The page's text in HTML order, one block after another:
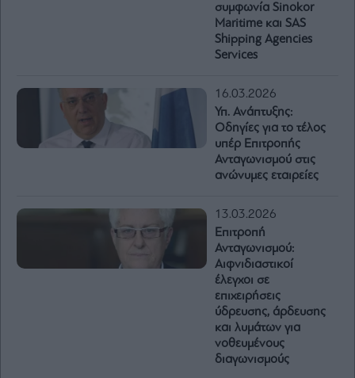
συμφωνία Sinokor
Maritime και SAS
Shipping Agencies
Services
16.03.2026
Υπ. Ανάπτυξης:
Οδηγίες για το τέλος
υπέρ Επιτροπής
Ανταγωνισμού στις
ανώνυμες εταιρείες
13.03.2026
Επιτροπή
Ανταγωνισμού:
Αιφνιδιαστικοί
έλεγχοι σε
επιχειρήσεις
ύδρευσης, άρδευσης
και λυμάτων για
νοθευμένους
διαγωνισμούς